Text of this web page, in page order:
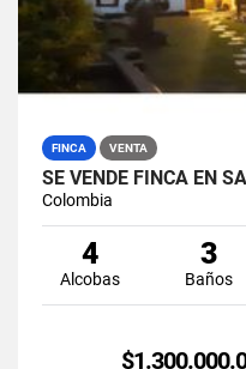
FINCA VENTA
SE VENDE FINCA EN
Colombia
4
Alcobas
3
Baños